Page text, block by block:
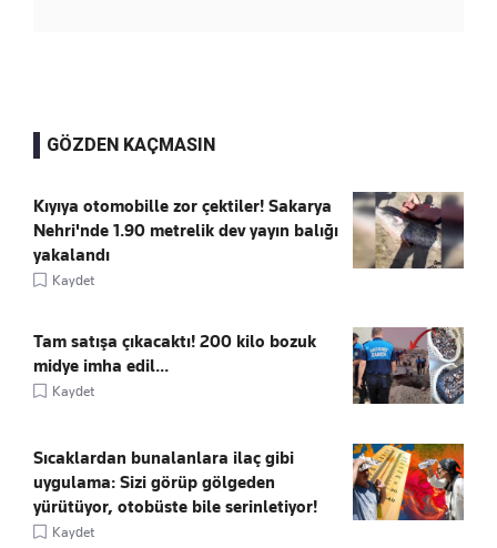
GÖZDEN KAÇMASIN
Kıyıya otomobille zor çektiler! Sakarya
Nehri'nde 1.90 metrelik dev yayın balığı
yakalandı
Kaydet
Tam satışa çıkacaktı! 200 kilo bozuk
midye imha edil...
Kaydet
Sıcaklardan bunalanlara ilaç gibi
uygulama: Sizi görüp gölgeden
yürütüyor, otobüste bile serinletiyor!
Kaydet